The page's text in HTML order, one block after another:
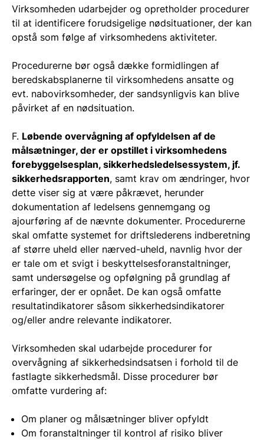
Virksomheden udarbejder og opretholder procedurer
til at identificere forudsigelige nødsituationer, der kan
opstå som følge af virksomhedens aktiviteter.
Procedurerne bør også dække formidlingen af
beredskabsplanerne til virksomhedens ansatte og
evt. nabovirksomheder, der sandsynligvis kan blive
påvirket af en nødsituation.
F. Løbende overvågning af opfyldelsen af de
målsætninger, der er opstillet i virksomhedens
forebyggelsesplan, sikkerhedsledelsessystem, jf.
sikkerhedsrapporten, samt krav om ændringer, hvor
dette viser sig at være påkrævet, herunder
dokumentation af ledelsens gennemgang og
ajourføring af de nævnte dokumenter. Procedurerne
skal omfatte systemet for driftslederens indberetning
af større uheld eller nærved-uheld, navnlig hvor der
er tale om et svigt i beskyttelsesforanstaltninger,
samt undersøgelse og opfølgning på grundlag af
erfaringer, der er opnået. De kan også omfatte
resultatindikatorer såsom sikkerhedsindikatorer
og/eller andre relevante indikatorer.
Virksomheden skal udarbejde procedurer for
overvågning af sikkerhedsindsatsen i forhold til de
fastlagte sikkerhedsmål. Disse procedurer bør
omfatte vurdering af:
Om planer og målsætninger bliver opfyldt
Om foranstaltninger til kontrol af risiko bliver